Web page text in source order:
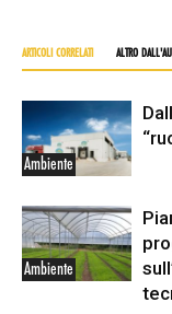
ARTICOLI CORRELATI ALTRO
Ambiente
Ambiente